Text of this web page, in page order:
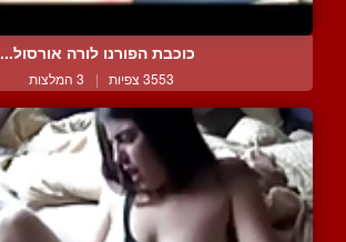
כוכבת הפורנו לורה אורסול...
3553 צפיות | 3 המלצות